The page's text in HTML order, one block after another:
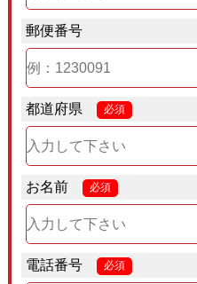
郵便番号
都道府県 必須
お名前 必須
電話番号 必須